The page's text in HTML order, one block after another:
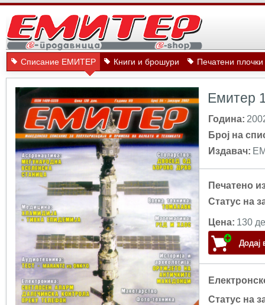
Списание ЕМИТЕР Книги и брошури Печатени
Емитер
Година:
Број на
Издавач:
Печатено
Статус на
Цена: 130
Статус на